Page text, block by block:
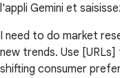
l'appli Gemini et
I need to do market
new trends. Use
shifting consumer